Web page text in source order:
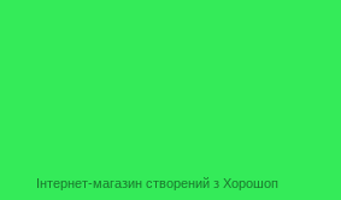
Інтернет-магазин створений з Хорошоп